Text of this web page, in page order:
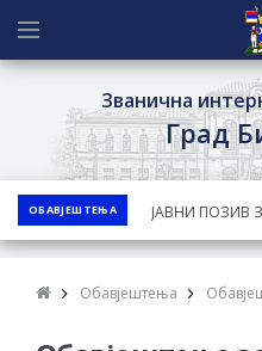
Званична
Град
ОБАВЈЕШТЕЊА
ЈАВНИ ПОЗИВ
Обавјештења